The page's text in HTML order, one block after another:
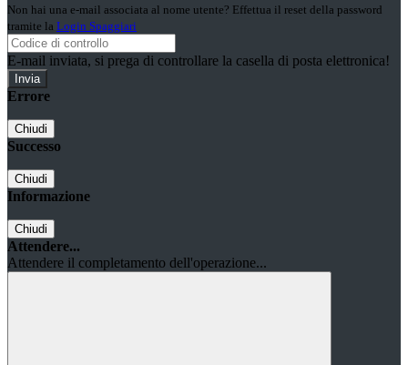
Non hai una e-mail associata al nome utente? Effettua il reset della password
tramite la Login Spaggiari
E-mail inviata, si prega di controllare la casella di posta elettronica!
Errore
Chiudi
Successo
Chiudi
Informazione
Chiudi
Attendere...
Attendere il completamento dell'operazione...